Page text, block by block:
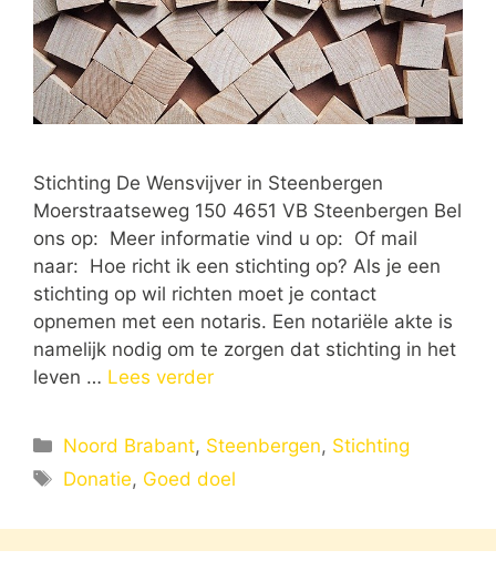
Stichting De Wensvijver in Steenbergen
Moerstraatseweg 150 4651 VB Steenbergen Bel
ons op: Meer informatie vind u op: Of mail
naar: Hoe richt ik een stichting op? Als je een
stichting op wil richten moet je contact
opnemen met een notaris. Een notariële akte is
namelijk nodig om te zorgen dat stichting in het
leven … Lees verder
Categorieën
Noord Brabant, Steenbergen, Stichting
Tags
Donatie, Goed doel